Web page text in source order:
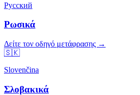
Русский
Ρωσικά
Δείτε τον οδηγό μετάφρασης →
🇸🇰
Slovenčina
Σλοβακικά